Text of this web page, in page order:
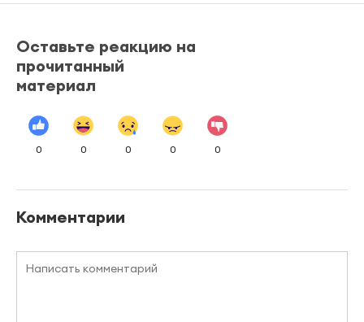
Оставьте реакцию на
прочитанный
материал
0 0 0 0 0
Комментарии